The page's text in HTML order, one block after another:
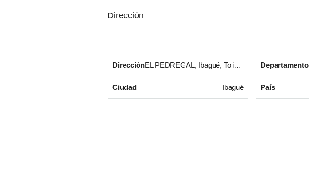
Dirección
DirecciónEL PEDREGAL, Ibagué, Tolima, Colombia
Ciudad Ibagué
Departamento
País